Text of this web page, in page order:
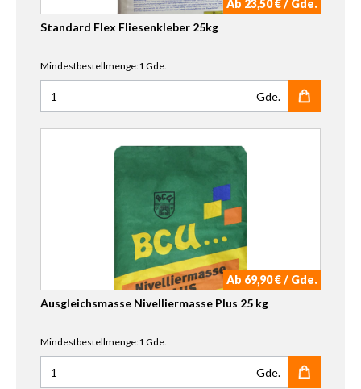
Ab 23,50 € / Gde.
Standard Flex Fliesenkleber 25kg
Mindestbestellmenge:1 Gde.
Anzahl für Standard Flex Fliesenkleber 25kg
Gde.
Ab 69,90 € / Gde.
Ausgleichsmasse Nivelliermasse Plus 25 kg
Mindestbestellmenge:1 Gde.
Anzahl für Ausgleichsmasse Nivelliermasse Plus 25 kg
Gde.